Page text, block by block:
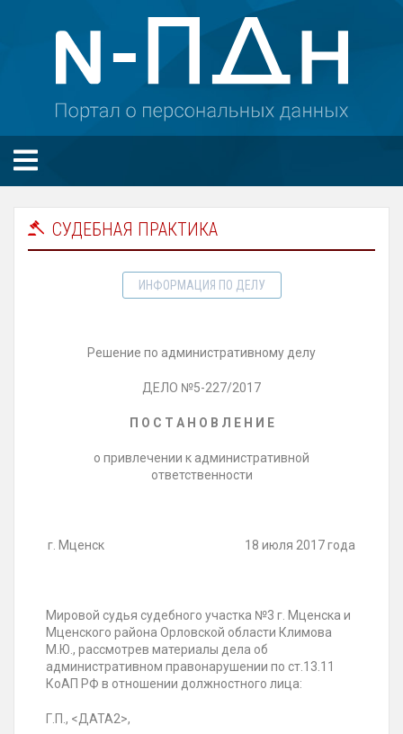
СУДЕБНАЯ ПРАКТИКА
ИНФОРМАЦИЯ ПО ДЕЛУ
Решение по административному делу
ДЕЛО №5-227/2017
П О С Т А Н О В Л Е Н И Е
о привлечении к административной
ответственности
г. Мценск 18 июля 2017 года
Мировой судья судебного участка №3 г. Мценска и
Мценского района Орловской области Климова
М.Ю., рассмотрев материалы дела об
административном правонарушении по ст.13.11
КоАП РФ в отношении должностного лица:
Г.П., <ДАТА2>,